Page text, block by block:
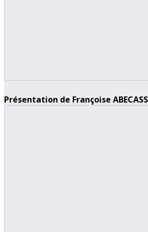
Présentation de Françoise